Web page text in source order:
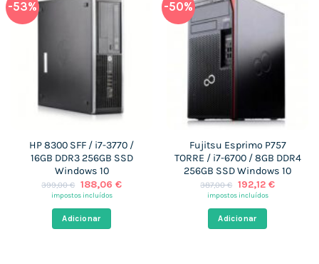
-53%
HP 8300 SFF / i7-3770 /
16GB DDR3 256GB SSD
Windows 10
399,00€ O
preço
era:
399,00 €.
188,06 €O
impostos incluídos
Adicionar
-50%
Fujitsu Esprimo P757
TORRE / i7-6700 / 8GB DDR4
256GB SSD Windows 10
387,00€ O
preço
era:
387,00 €.
192,12 €O
impostos incluídos
Adicionar